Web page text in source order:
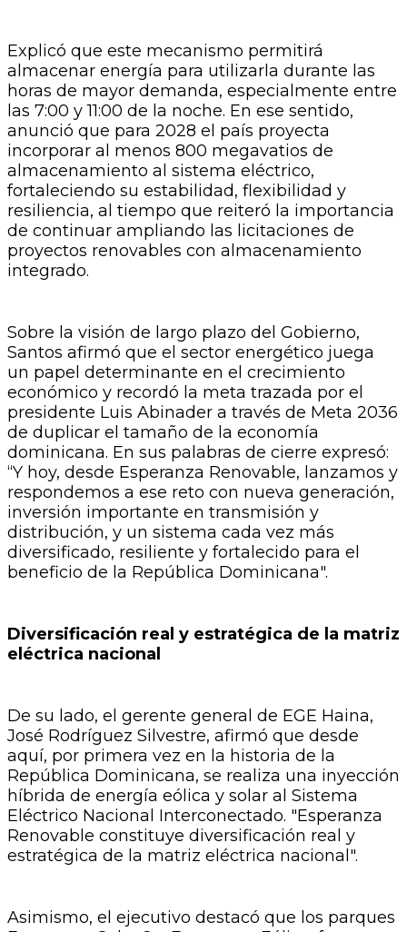
Explicó que este mecanismo permitirá
almacenar energía para utilizarla durante las
horas de mayor demanda, especialmente entre
las 7:00 y 11:00 de la noche. En ese sentido,
anunció que para 2028 el país proyecta
incorporar al menos 800 megavatios de
almacenamiento al sistema eléctrico,
fortaleciendo su estabilidad, flexibilidad y
resiliencia, al tiempo que reiteró la importancia
de continuar ampliando las licitaciones de
proyectos renovables con almacenamiento
integrado.
Sobre la visión de largo plazo del Gobierno,
Santos afirmó que el sector energético juega
un papel determinante en el crecimiento
económico y recordó la meta trazada por el
presidente Luis Abinader a través de Meta 2036
de duplicar el tamaño de la economía
dominicana. En sus palabras de cierre expresó:
“Y hoy, desde Esperanza Renovable, lanzamos y
respondemos a ese reto con nueva generación,
inversión importante en transmisión y
distribución, y un sistema cada vez más
diversificado, resiliente y fortalecido para el
beneficio de la República Dominicana".
Diversificación real y estratégica de la matriz
eléctrica nacional
De su lado, el gerente general de EGE Haina,
José Rodríguez Silvestre, afirmó que desde
aquí, por primera vez en la historia de la
República Dominicana, se realiza una inyección
híbrida de energía eólica y solar al Sistema
Eléctrico Nacional Interconectado. "Esperanza
Renovable constituye diversificación real y
estratégica de la matriz eléctrica nacional".
Asimismo, el ejecutivo destacó que los parques